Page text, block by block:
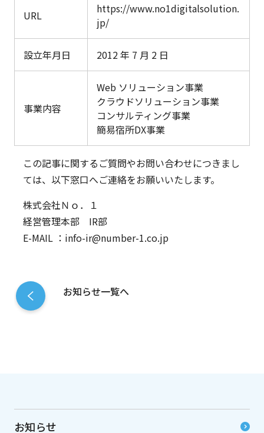
URL
https://www.no1digitalsolution.
jp/
設立年月日 2012 年 7 月 2 日
事業内容
Web ソリューション事業
クラウドソリューション事業
コンサルティング事業
簡易宿所DX事業
この記事に関するご質問やお問い合わせにつきまし
ては、以下窓口へご連絡をお願いいたします。
株式会社Ｎｏ．１
経営管理本部 IR部
E-MAIL ：info-ir@number-1.co.jp
お知らせ一覧へ
お知らせ